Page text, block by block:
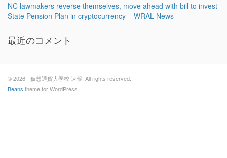
NC lawmakers reverse themselves, move ahead with bill to invest
State Pension Plan in cryptocurrency – WRAL News
最近のコメント
© 2026 - 仮想通貨大學校 速報. All rights reserved.
Beans theme for WordPress.